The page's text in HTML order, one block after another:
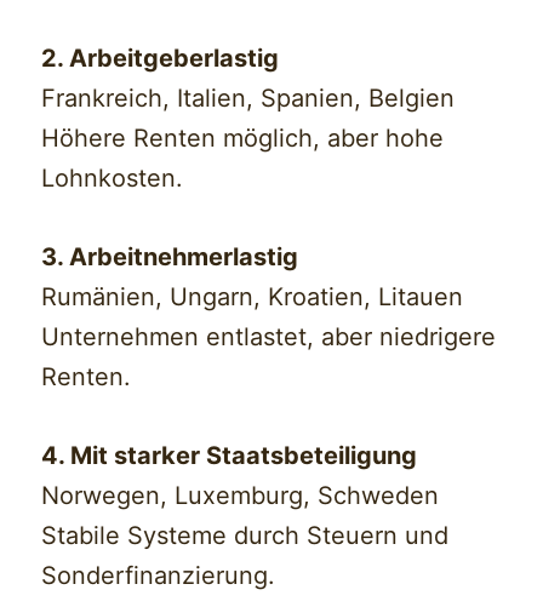
2. Arbeitgeberlastig
Frankreich, Italien, Spanien, Belgien
Höhere Renten möglich, aber hohe
Lohnkosten.
3. Arbeitnehmerlastig
Rumänien, Ungarn, Kroatien, Litauen
Unternehmen entlastet, aber niedrigere
Renten.
4. Mit starker Staatsbeteiligung
Norwegen, Luxemburg, Schweden
Stabile Systeme durch Steuern und
Sonderfinanzierung.